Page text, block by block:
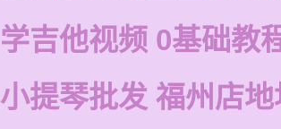
学吉他视频 0基础教
小提琴批发 福州店